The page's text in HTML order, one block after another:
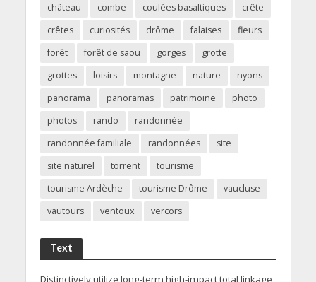
château
combe coulées basaltiques
crête
crêtes
curiosités drôme falaises
fleurs
forêt
forêt de saou gorges
grotte
grottes
loisirs montagne nature
nyons
panorama
panoramas patrimoine
photo
photos
rando
randonnée
randonnée familiale
randonnées
site
site naturel
torrent
tourisme
tourisme Ardèche
tourisme Drôme
vaucluse
vautours
ventoux vercors
Text
Distinctively utilize long-term high-impact total linkage